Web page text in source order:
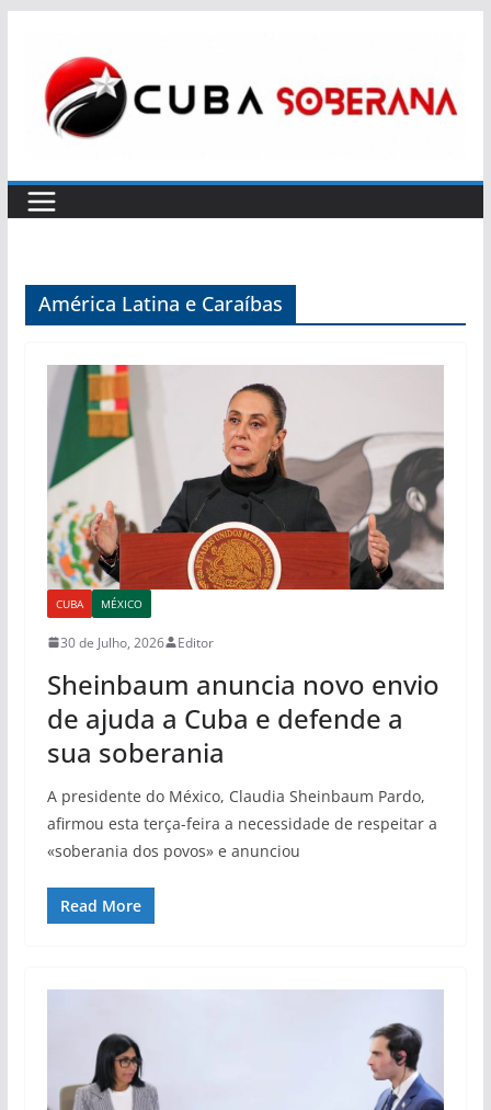
content
América Latina e Caraíbas
CUBA MÉXICO
30 de Julho, 2026 Editor
Sheinbaum anuncia novo envio
de ajuda a Cuba e defende a
sua soberania
A presidente do México, Claudia Sheinbaum Pardo,
afirmou esta terça-feira a necessidade de respeitar a
«soberania dos povos» e anunciou
Read More